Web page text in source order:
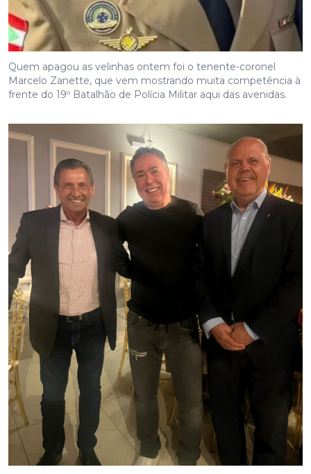
Quem apagou as velinhas ontem foi o tenente-coronel
Marcelo Zanette, que vem mostrando muita competência à
frente do 19º Batalhão de Polícia Militar aqui das avenidas.